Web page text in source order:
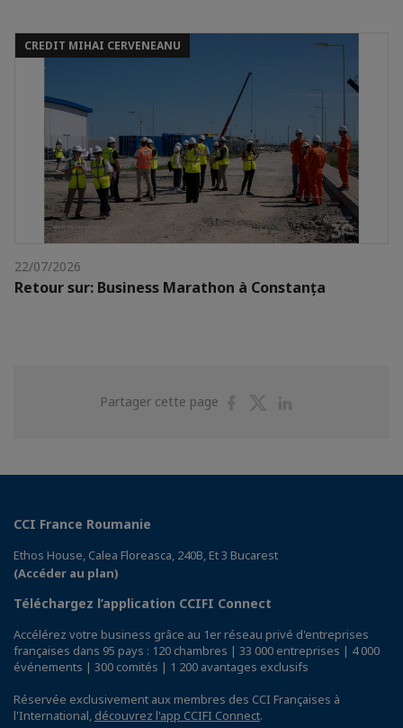
CREDIT MIHAI CERVENEANU
22/07/2026
Retour sur: Business Marathon à Constanța
Partager cette page
PartagerPartager
CCI France Roumanie
Ethos House, Calea Floreasca, 240B, Et 3 Bucarest
(Accéder au plan)
Téléchargez l’application CCIFI Connect
Accélérez votre business grâce au 1er réseau privé d'entreprises
françaises dans 95 pays : 120 chambres | 33 000 entreprises | 4 000
événements | 300 comités | 1 200 avantages exclusifs
Réservée exclusivement aux membres des CCI Françaises à
l'International, découvrez l'app CCIFI Connect.